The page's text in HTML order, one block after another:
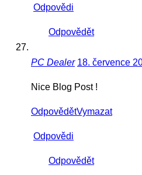
Odpovědi
Odpovědět
PC Dealer 18. července
Nice Blog Post !
OdpovědětVymazat
Odpovědi
Odpovědět